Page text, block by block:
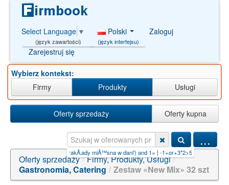
Select Language ▼
(język zawartości)
Polski
(język interfejsu)
Zaloguj
Zarejestruj się
Wybierz kontekst:
Firmy
Produkty Usługi
Oferty sprzedaży Oferty kupna
...
uhfffaoysa-n zakÅ‚ady miÄ™sna w dani') and 1= |-1+or+3*2>5+--+ 3883-17-8
Oferty sprzedaży / Firmy, Produkty, Usługi /
Gastronomia, Catering / Zestaw «New Mix» 32 szt